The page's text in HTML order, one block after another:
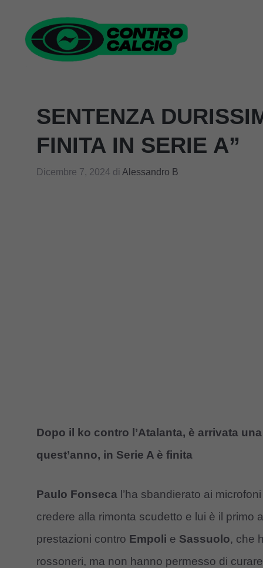
contenuto
SENTENZA
FINITA IN SERIE A”
Dicembre 7, 2024 di Alessandro B
Dopo il ko contro l’Atalanta, è arrivata
quest’anno, in Serie A è finita
Paulo Fonseca l’ha sbandierato ai
credere alla rimonta scudetto e lui è il primo
prestazioni contro Empoli e Sassuolo, che
rossoneri, ma non hanno permesso di